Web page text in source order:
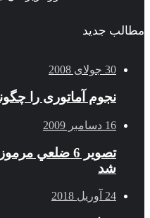
مطالب جدید
30 جولای 2008
نجوم آماتوری را
16 دسامبر 2009
تصوير 6 ضلعي
شد
24 آوریل 2018